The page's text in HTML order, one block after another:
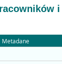
Metadane